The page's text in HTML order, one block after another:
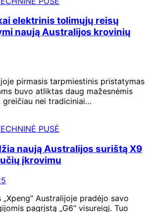
elektrinis tolimųjų reisų
naują Australijos krovinių
pirmasis tarpmiestinis pristatymas
buvo atliktas daug mažesnėmis
greičiau nei tradiciniai…
PUSĖ
naują Australijos surištą X9
įkrovimu
„Xpeng“ Australijoje pradėjo savo
pagrįstą „G6“ visureigį. Tuo